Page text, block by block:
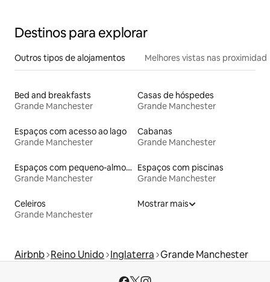
Destinos para explorar
Outros tipos de alojamentos Melhores vistas nas
Bed and breakfasts
Grande Manchester
Casas de hóspedes
Grande Manchester
Espaços com acesso ao lago
Grande Manchester
Cabanas
Grande Manchester
Espaços com pequeno-almoço
Grande Manchester
Espaços com piscinas
Grande Manchester
Celeiros
Grande Manchester
Mostrar mais
Airbnb Reino Unido Inglaterra Grande Manchester